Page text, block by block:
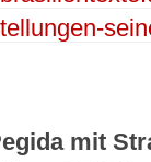
mit